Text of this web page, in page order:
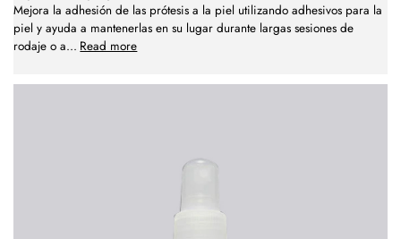
Mejora la adhesión de las prótesis a la piel utilizando adhesivos para la
piel y ayuda a mantenerlas en su lugar durante largas sesiones de
rodaje o a... Read more